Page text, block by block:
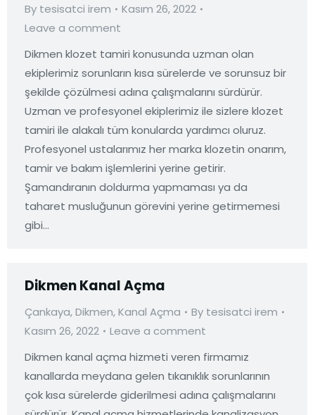
By tesisatci irem
Kasım 26, 2022
Leave a comment
Dikmen klozet tamiri konusunda uzman olan
ekiplerimiz sorunların kısa sürelerde ve sorunsuz bir
şekilde çözülmesi adına çalışmalarını sürdürür.
Uzman ve profesyonel ekiplerimiz ile sizlere klozet
tamiri ile alakalı tüm konularda yardımcı oluruz.
Profesyonel ustalarımız her marka klozetin onarım,
tamir ve bakım işlemlerini yerine getirir.
Şamandıranın doldurma yapmaması ya da
taharet musluğunun görevini yerine getirmemesi
gibi…
Dikmen Kanal Açma
Çankaya,Dikmen,Kanal Açma By tesisatci irem
Kasım 26, 2022
Leave a comment
Dikmen kanal açma hizmeti veren firmamız
kanallarda meydana gelen tıkanıklık sorunlarının
çok kısa sürelerde giderilmesi adına çalışmalarını